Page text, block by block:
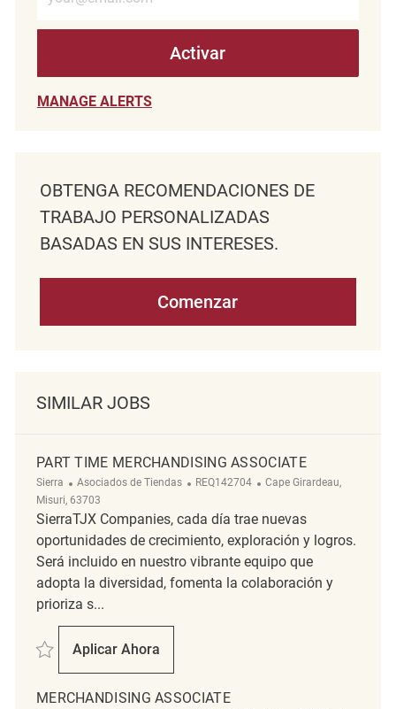
Activar
MANAGE ALERTS
OBTENGA RECOMENDACIONES DE
TRABAJO PERSONALIZADAS
BASADAS EN SUS INTERESES.
Comenzar
SIMILAR JOBS
PART TIME MERCHANDISING ASSOCIATE
Sierra Categoría
Asociados de Tiendas ReqId
REQ142704 Ubicación
Cape Girardeau,
Misuri, 63703
SierraTJX Companies, cada día trae nuevas
oportunidades de crecimiento, exploración y logros.
Será incluido en nuestro vibrante equipo que
adopta la diversidad, fomenta la colaboración y
prioriza s...
Salvar Part Time Merchandising Associate REQ142704
Aplicar Ahora
Part Time Merchandising Associate
MERCHANDISING ASSOCIATE